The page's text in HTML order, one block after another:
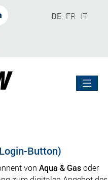
DE FR IT
Button)
von Aqua & Gasoder